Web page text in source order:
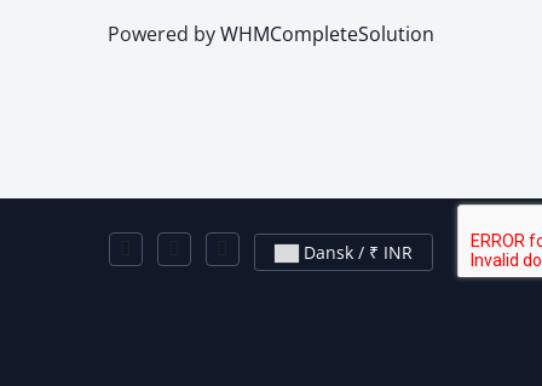
Powered byWHMCompleteSolution
Dansk / ₹ INR